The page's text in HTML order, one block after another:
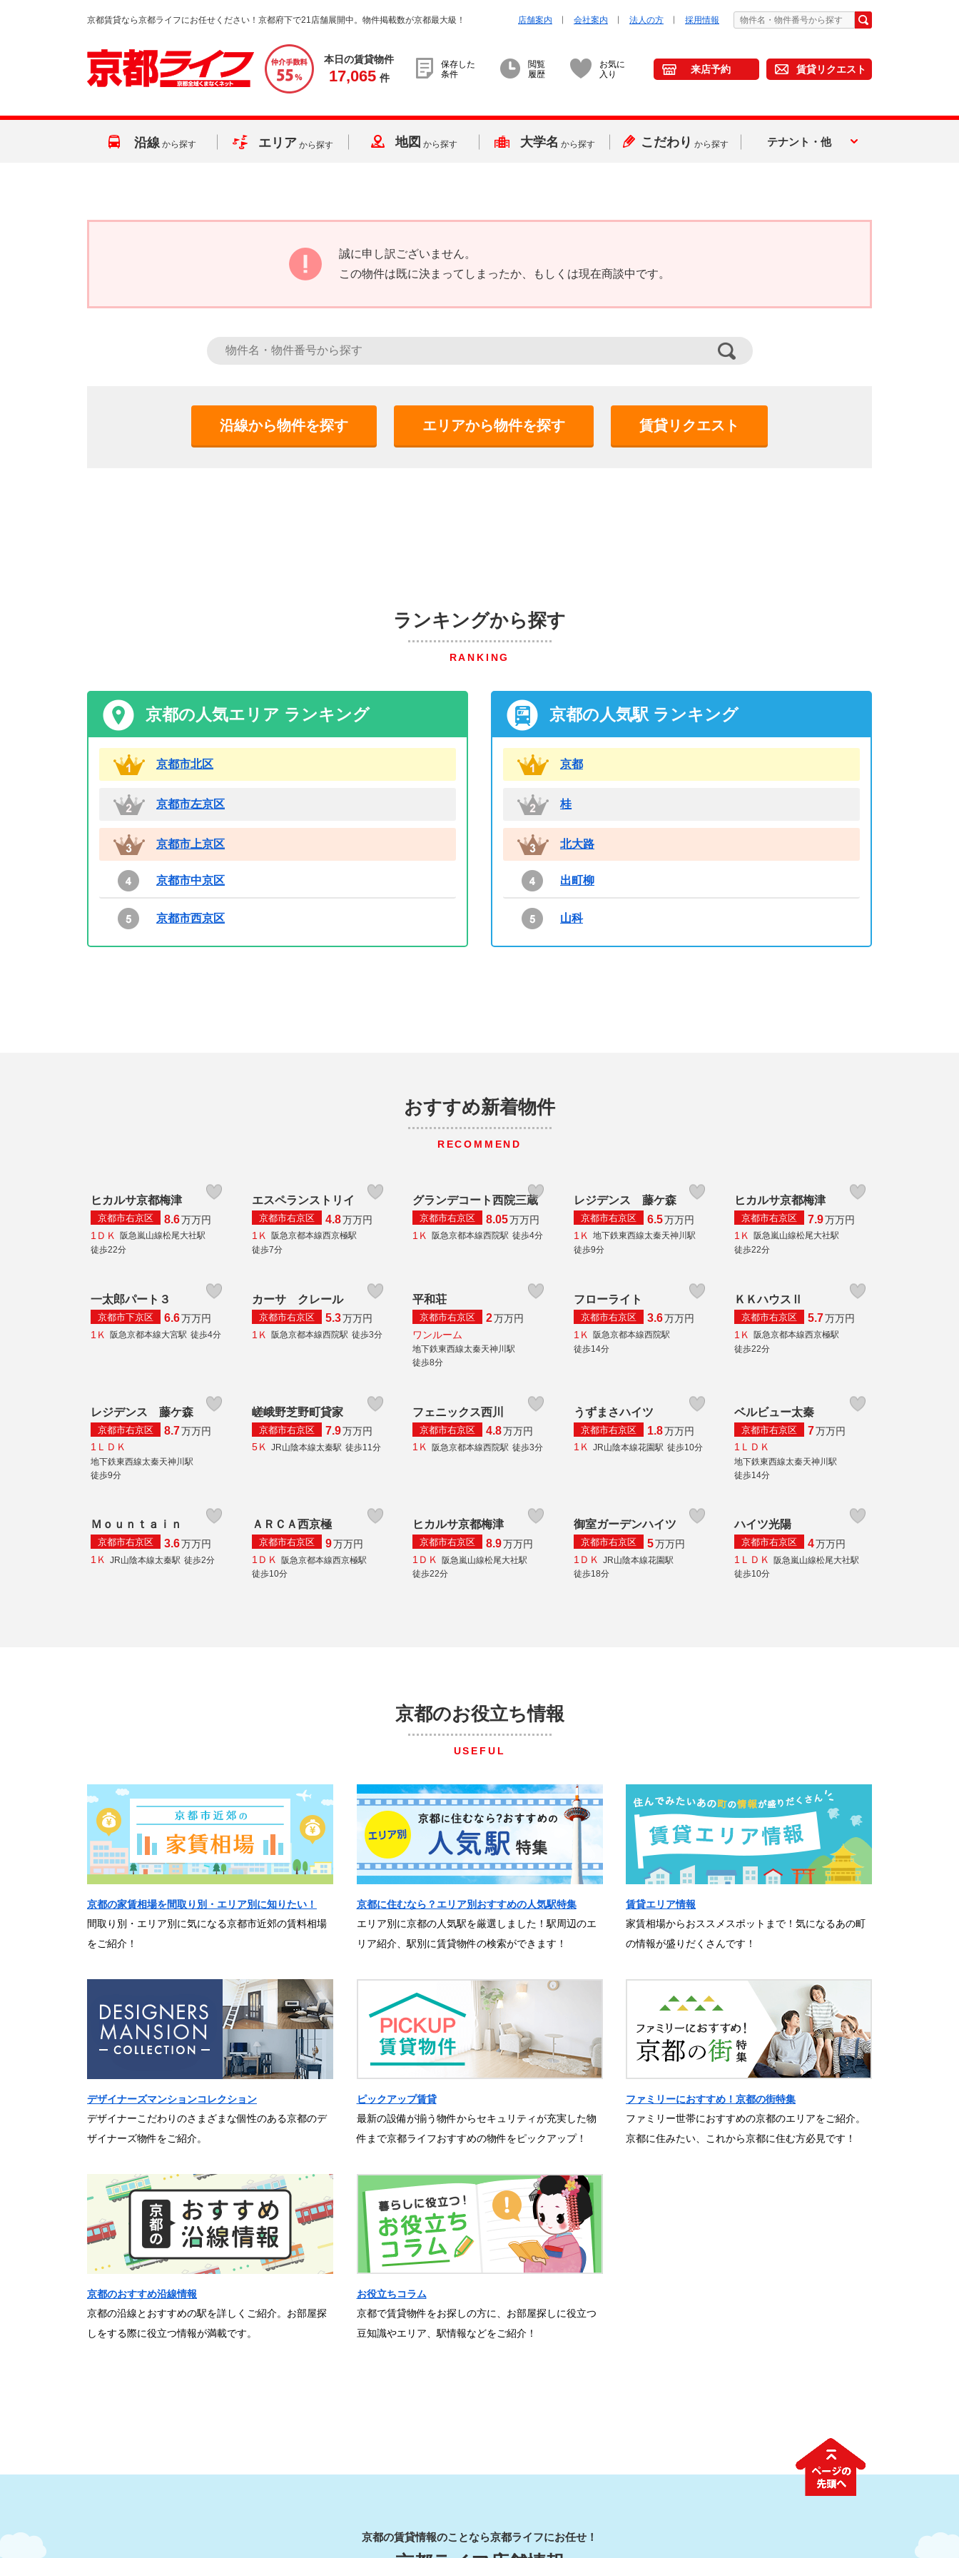
京都賃貸なら京都ライフにお任せください！京都府下で21店舗展開中。物件掲載数が京都最大級！ 店舗案内 会社案内 法人の方 採用情報
本日の賃貸物件
17,065 件
保存した
条件
閲覧
履歴
お気に
入り
来店予約 賃貸リクエスト
沿線 から探す エリア から探す 地図 から探す 大学名 から探す こだわり から探す テナント・他
誠に申し訳ございません。
この物件は既に決まってしまったか、もしくは現在商談中です。
沿線から物件を探す エリアから物件を探す 賃貸リクエスト
ランキングから探す
RANKING
京都の人気エリア ランキング
京都市北区
京都市左京区
京都市上京区
京都市中京区
京都市西京区
京都の人気駅 ランキング
京都
桂
北大路
出町柳
山科
おすすめ新着物件
RECOMMEND
ヒカルサ京都梅津
京都市右京区 8.6万万円
1ＤＫ
阪急嵐山線松尾大社駅
徒歩22分
エスペランストリイ
京都市右京区 4.8万万円
1Ｋ
阪急京都本線西京極駅
徒歩7分
グランデコート西院三蔵
京都市右京区 8.05万万円
1Ｋ
阪急京都本線西院駅 徒歩4分
レジデンス 藤ケ森
京都市右京区 6.5万万円
1Ｋ
地下鉄東西線太秦天神川駅
徒歩9分
ヒカルサ京都梅津
京都市右京区 7.9万万円
1Ｋ
阪急嵐山線松尾大社駅
徒歩22分
一太郎パート３
京都市下京区 6.6万万円
1Ｋ
阪急京都本線大宮駅 徒歩4分
カーサ クレール
京都市右京区 5.3万万円
1Ｋ
阪急京都本線西院駅 徒歩3分
平和荘
京都市右京区 2万万円
ワンルーム
地下鉄東西線太秦天神川駅
徒歩8分
フローライト
京都市右京区 3.6万万円
1Ｋ
阪急京都本線西院駅
徒歩14分
ＫＫハウスⅡ
京都市右京区 5.7万万円
1Ｋ
阪急京都本線西京極駅
徒歩22分
レジデンス 藤ケ森
京都市右京区 8.7万万円
1ＬＤＫ
地下鉄東西線太秦天神川駅
徒歩9分
嵯峨野芝野町貸家
京都市右京区 7.9万万円
5Ｋ JR山陰本線太秦駅 徒歩11分
フェニックス西川
京都市右京区 4.8万万円
1Ｋ 阪急京都本線西院駅 徒歩3分
うずまさハイツ
京都市右京区 1.8万万円
1Ｋ JR山陰本線花園駅 徒歩10分
ベルビュー太秦
京都市右京区 7万万円
1ＬＤＫ
地下鉄東西線太秦天神川駅
徒歩14分
Ｍｏｕｎｔａｉｎ
京都市右京区 3.6万万円
1Ｋ
JR山陰本線太秦駅 徒歩2分
ＡＲＣＡ西京極
京都市右京区 9万万円
1ＤＫ
阪急京都本線西京極駅
徒歩10分
ヒカルサ京都梅津
京都市右京区 8.9万万円
1ＤＫ
阪急嵐山線松尾大社駅
徒歩22分
御室ガーデンハイツ
京都市右京区 5万万円
1ＤＫ
JR山陰本線花園駅
徒歩18分
ハイツ光陽
京都市右京区 4万万円
1ＬＤＫ
阪急嵐山線松尾大社駅
徒歩10分
京都のお役立ち情報
USEFUL
京都の家賃相場を間取り別・エリア別に知りたい！
間取り別・エリア別に気になる京都市近郊の賃料相場
をご紹介！
京都に住むなら？エリア別おすすめの人気駅特集
エリア別に京都の人気駅を厳選しました！駅周辺のエ
リア紹介、駅別に賃貸物件の検索ができます！
賃貸エリア情報
家賃相場からおススメスポットまで！気になるあの町
の情報が盛りだくさんです！
デザイナーズマンションコレクション
デザイナーこだわりのさまざまな個性のある京都のデ
ザイナーズ物件をご紹介。
ピックアップ賃貸
最新の設備が揃う物件からセキュリティが充実した物
件まで京都ライフおすすめの物件をピックアップ！
ファミリーにおすすめ！京都の街特集
ファミリー世帯におすすめの京都のエリアをご紹介。
京都に住みたい、これから京都に住む方必見です！
京都のおすすめ沿線情報
京都の沿線とおすすめの駅を詳しくご紹介。お部屋探
しをする際に役立つ情報が満載です。
お役立ちコラム
京都で賃貸物件をお探しの方に、お部屋探しに役立つ
豆知識やエリア、駅情報などをご紹介！
京都の賃貸情報のことなら京都ライフにお任せ！